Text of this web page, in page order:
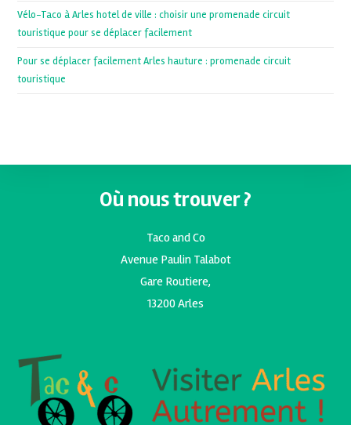
Vélo-Taco à Arles hotel de ville : choisir une promenade circuit
touristique pour se déplacer facilement
Pour se déplacer facilement Arles hauture : promenade circuit
touristique
Où nous trouver ?
Taco and Co
Avenue Paulin Talabot
Gare Routiere,
13200 Arles